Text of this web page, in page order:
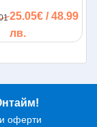
25.05€ / 48.99
лв.
оферти